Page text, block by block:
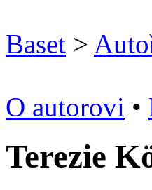
Baset >
O autorovi •
Terezie